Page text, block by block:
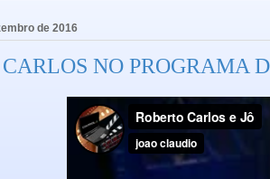
de 2016
NO PROGRAMA